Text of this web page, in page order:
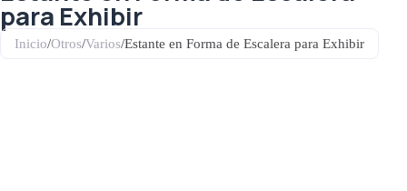
para Exhibir
Inicio/Otros/Varios/Estante en Forma de Escalera para Exhibir